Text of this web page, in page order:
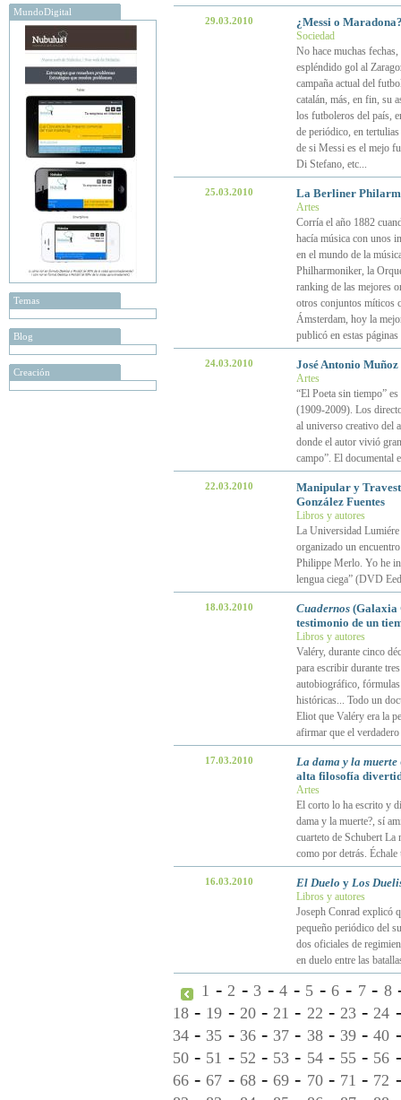
MundoDigital
Temas
Blog
Creación
29.03.2010 ¿Messi o
Sociedad
No hace muchas
espléndido gol al
campaña actual del
catalán, más, en fin, su
los futboleros del país,
de periódico, en
de si Messi es el mejo
Di Stefano, etc...
25.03.2010 La Berliner
Artes
Corría el año 1882
hacía música con unos
en el mundo de la
Philharmoniker, la
ranking de las mejores
otros conjuntos míticos
Ámsterdam, hoy la
publicó en estas páginas
24.03.2010 José Antonio
Artes
“El Poeta sin tiempo”
(1909-2009). Los
al universo creativo del
donde el autor vivió
campo”. El documental
22.03.2010
Manipular y
González Fuentes
Libros y autores
La Universidad Lumiére
organizado un
Philippe Merlo. Yo he
lengua ciega” (DVD
18.03.2010 Cuadernos(Galaxia
testimonio de un
Libros y autores
Valéry, durante cinco
para escribir durante
autobiográfico,
históricas... Todo un
Eliot que Valéry era la
afirmar que el
17.03.2010 La dama y la muerte
alta filosofía
Artes
El corto lo ha escrito y
dama y la muerte?, sí
cuarteto de Schubert La
como por detrás.
16.03.2010 El Duelo y Los
Libros y autores
Joseph Conrad explicó
pequeño periódico del
dos oficiales de
en duelo entre las
1 -2 - 3 -4 - 5 -6 - 7- 8
18 - 19 - 20-21 - 22 - 23-24
34 - 35 - 36- 37 - 38- 39-40
50 - 51 - 52 - 53 - 54- 55- 56
66 -67 - 68-69 - 70- 71 - 72